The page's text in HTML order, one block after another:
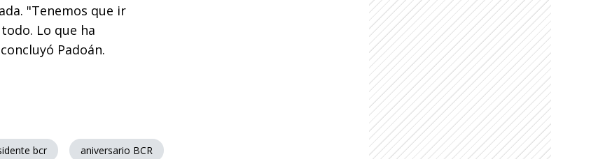
"Tenemos que ir
Lo que ha
Padoán.
bcr aniversario BCR